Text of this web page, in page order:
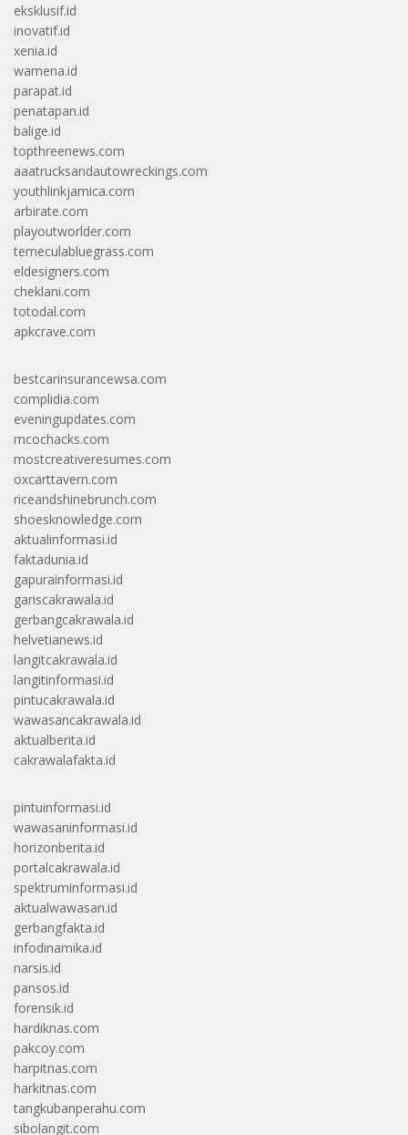
eksklusif.id
inovatif.id
xenia.id
wamena.id
parapat.id
penatapan.id
balige.id
topthreenews.com
aaatrucksandautowreckings.com
youthlinkjamica.com
arbirate.com
playoutworlder.com
temeculabluegrass.com
eldesigners.com
cheklani.com
totodal.com
apkcrave.com
bestcarinsurancewsa.com
complidia.com
eveningupdates.com
mcochacks.com
mostcreativeresumes.com
oxcarttavern.com
riceandshinebrunch.com
shoesknowledge.com
aktualinformasi.id
faktadunia.id
gapurainformasi.id
gariscakrawala.id
gerbangcakrawala.id
helvetianews.id
langitcakrawala.id
langitinformasi.id
pintucakrawala.id
wawasancakrawala.id
aktualberita.id
cakrawalafakta.id
pintuinformasi.id
wawasaninformasi.id
horizonberita.id
portalcakrawala.id
spektruminformasi.id
aktualwawasan.id
gerbangfakta.id
infodinamika.id
narsis.id
pansos.id
forensik.id
hardiknas.com
pakcoy.com
harpitnas.com
harkitnas.com
tangkubanperahu.com
sibolangit.com